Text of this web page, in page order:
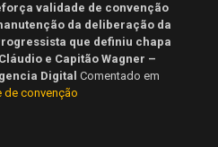
validade de convenção
da deliberação da
que definiu chapa
e Capitão Wagner –
Digital Comentado em
de convenção